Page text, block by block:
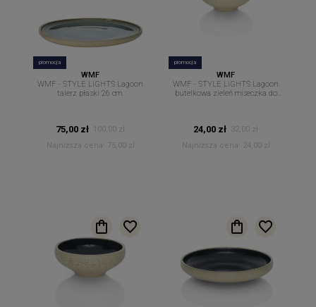
promocja
WMF
WMF - STYLE LIGHTS Lagoon
talerz płaski 26 cm.
75,00 zł
100,00 zł
Najniższa cena:
75,00 zł
promocja
WMF
WMF - STYLE LIGHTS Lagoon
butelkowa zieleń miseczka do
24,00 zł
32,00 zł
Najniższa cena:
24,00 zł